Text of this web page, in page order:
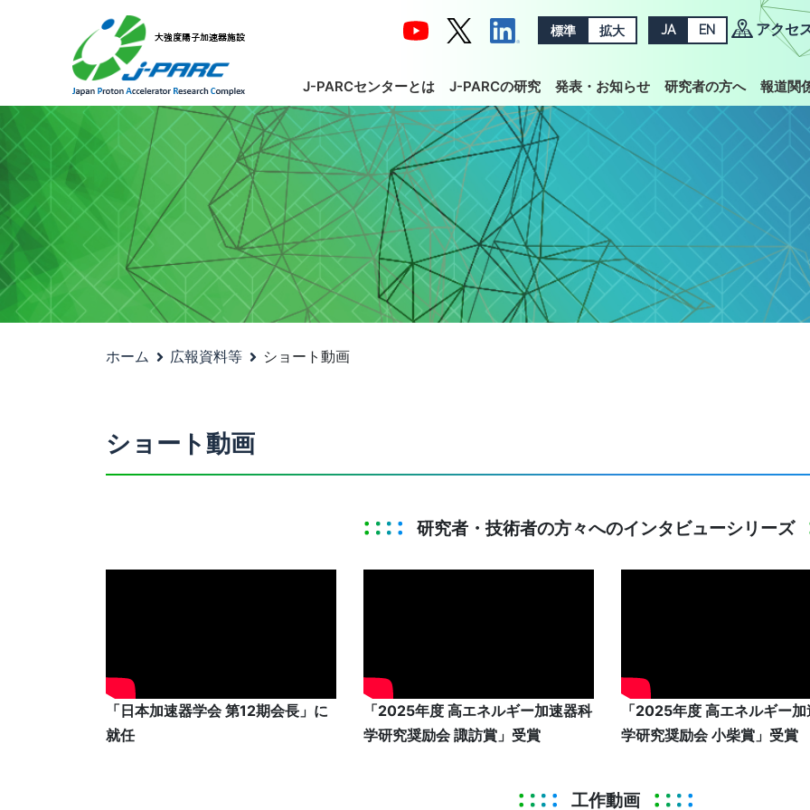
標準 拡大 JA EN アクセ
J-PARCセンターとは J-PARCの研究 発表・お知らせ 研究者の方へ 報道関
ホーム 広報資料等 ショート動画
ショート動画
研究者・技術者の方々へのインタビューシリーズ
「日本加速器学会 第12期会長」に
就任
「2025年度 高エネルギー加速器科
学研究奨励会 諏訪賞」受賞
「2025年度 高エネルギー
学研究奨励会 小柴賞」受賞
工作動画